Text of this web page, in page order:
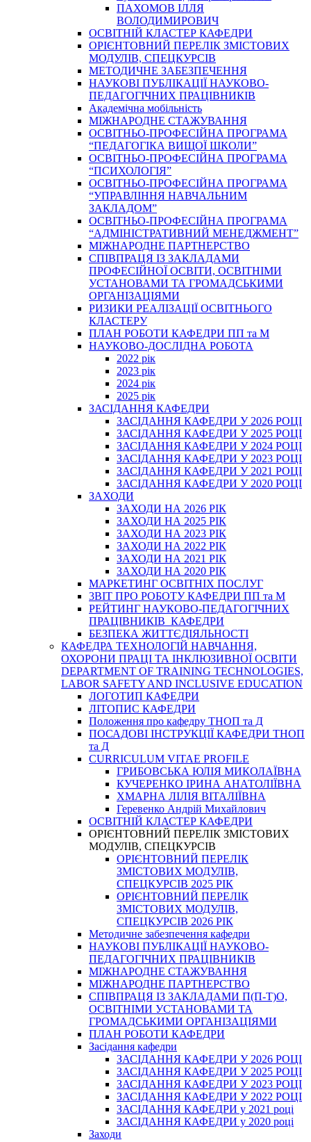
ПАХОМОВ ІЛЛЯ
ВОЛОДИМИРОВИЧ
ОСВІТНІЙ КЛАСТЕР КАФЕДРИ
ОРІЄНТОВНИЙ ПЕРЕЛІК ЗМІСТОВИХ
МОДУЛІВ, СПЕЦКУРСІВ
МЕТОДИЧНЕ ЗАБЕЗПЕЧЕННЯ
НАУКОВІ ПУБЛІКАЦІЇ НАУКОВО-
ПЕДАГОГІЧНИХ ПРАЦІВНИКІВ
Академічна мобільність
МІЖНАРОДНЕ СТАЖУВАННЯ
ОСВІТНЬО-ПРОФЕСІЙНА ПРОГРАМА
“ПЕДАГОГІКА ВИЩОЇ ШКОЛИ”
ОСВІТНЬО-ПРОФЕСІЙНА ПРОГРАМА
“ПСИХОЛОГІЯ”
ОСВІТНЬО-ПРОФЕСІЙНА ПРОГРАМА
“УПРАВЛІННЯ НАВЧАЛЬНИМ
ЗАКЛАДОМ”
ОСВІТНЬО-ПРОФЕСІЙНА ПРОГРАМА
“АДМІНІСТРАТИВНИЙ МЕНЕДЖМЕНТ”
МІЖНАРОДНЕ ПАРТНЕРСТВО
СПІВПРАЦЯ ІЗ ЗАКЛАДАМИ
ПРОФЕСІЙНОЇ ОСВІТИ, ОСВІТНІМИ
УСТАНОВАМИ ТА ГРОМАДСЬКИМИ
ОРГАНІЗАЦІЯМИ
РИЗИКИ РЕАЛІЗАЦІЇ ОСВІТНЬОГО
КЛАСТЕРУ
ПЛАН РОБОТИ КАФЕДРИ ПП та М
НАУКОВО-ДОСЛІДНА РОБОТА
2022 рік
2023 рік
2024 рік
2025 рік
ЗАСІДАННЯ КАФЕДРИ
ЗАСІДАННЯ КАФЕДРИ У 2026 РОЦІ
ЗАСІДАННЯ КАФЕДРИ У 2025 РОЦІ
ЗАСІДАННЯ КАФЕДРИ У 2024 РОЦІ
ЗАСІДАННЯ КАФЕДРИ У 2023 РОЦІ
ЗАСІДАННЯ КАФЕДРИ У 2021 РОЦІ
ЗАСІДАННЯ КАФЕДРИ У 2020 РОЦІ
ЗАХОДИ
ЗАХОДИ НА 2026 РІК
ЗАХОДИ НА 2025 РІК
ЗАХОДИ НА 2023 РІК
ЗАХОДИ НА 2022 РІК
ЗАХОДИ НА 2021 РІК
ЗАХОДИ НА 2020 РІК
МАРКЕТИНГ ОСВІТНІХ ПОСЛУГ
3BIT ПРО РОБОТУ КАФЕДРИ ПП та М
РЕЙТИНГ НАУКОВО-ПЕДАГОГІЧНИХ
ПРАЦІВНИКІВ КАФЕДРИ
БЕЗПЕКА ЖИТТЄДІЯЛЬНОСТІ
КАФЕДРА ТЕХНОЛОГІЙ НАВЧАННЯ,
ОХОРОНИ ПРАЦІ ТА ІНКЛЮЗИВНОЇ ОСВІТИ
DEPARTMENT OF TRAINING TECHNOLOGIES,
LABOR SAFETY AND INCLUSIVE EDUCATION
ЛОГОТИП КАФЕДРИ
ЛІТОПИС КАФЕДРИ
Положення про кафедру ТНОП та Д
ПОСАДОВІ ІНСТРУКЦІЇ КАФЕДРИ ТНОП
та Д
CURRICULUM VITAE PROFILE
ГРИБОВСЬКА ЮЛІЯ МИКОЛАЇВНА
КУЧЕРЕНКО ІРИНА АНАТОЛІЇВНА
ХМАРНА ЛІЛІЯ ВІТАЛІЇВНА
Геревенко Андрій Михайлович
ОСВІТНІЙ КЛАСТЕР КАФЕДРИ
ОРІЄНТОВНИЙ ПЕРЕЛІК ЗМІСТОВИХ
МОДУЛІВ, СПЕЦКУРСІВ
ОРІЄНТОВНИЙ ПЕРЕЛІК
ЗМІСТОВИХ МОДУЛІВ,
СПЕЦКУРСІВ 2025 РІК
ОРІЄНТОВНИЙ ПЕРЕЛІК
ЗМІСТОВИХ МОДУЛІВ,
СПЕЦКУРСІВ 2026 РІК
Методичне забезпечення кафедри
НАУКОВІ ПУБЛІКАЦІЇ НАУКОВО-
ПЕДАГОГІЧНИХ ПРАЦІВНИКІВ
МІЖНАРОДНЕ СТАЖУВАННЯ
МІЖНАРОДНЕ ПАРТНЕРСТВО
СПІВПРАЦЯ ІЗ ЗАКЛАДАМИ П(П-Т)О,
ОСВІТНІМИ УСТАНОВАМИ ТА
ГРОМАДСЬКИМИ ОРГАНІЗАЦІЯМИ
ПЛАН РОБОТИ КАФЕДРИ
Засідання кафедри
ЗАСІДАННЯ КАФЕДРИ У 2026 РОЦІ
ЗАСІДАННЯ КАФЕДРИ У 2025 РОЦІ
ЗАСІДАННЯ КАФЕДРИ У 2023 РОЦІ
ЗАСІДАННЯ КАФЕДРИ У 2022 РОЦІ
ЗАСІДАННЯ КАФЕДРИ у 2021 році
ЗАСІДАННЯ КАФЕДРИ у 2020 році
Заходи